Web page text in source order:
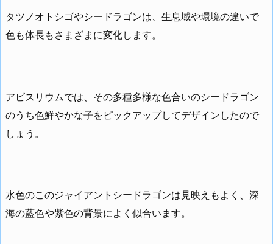
タツノオトシゴやシードラゴンは、生息域や環境の違いで
色も体長もさまざまに変化します。
アビスリウムでは、その多種多様な色合いのシードラゴン
のうち色鮮やかな子をピックアップしてデザインしたので
しょう。
水色のこのジャイアントシードラゴンは見映えもよく、深
海の藍色や紫色の背景によく似合います。